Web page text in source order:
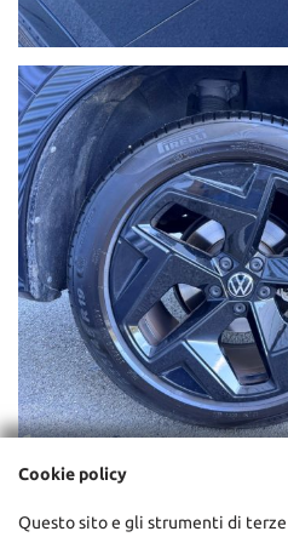
Cookie policy
Questo sito e gli strumenti di